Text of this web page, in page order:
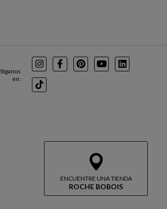
ENCUENTRE UNA TIENDA
ROCHE BOBOIS
Síganos
en:
InstagramFacebookPinterest
YoutubeLinkedIn
TikTok